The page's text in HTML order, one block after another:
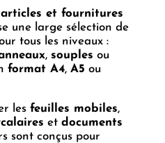
articles et fournitures
une large sélection de
tous les niveaux :
, souples ou
format A4, A5 ou
les feuilles mobiles,
et documents
sont conçus pour